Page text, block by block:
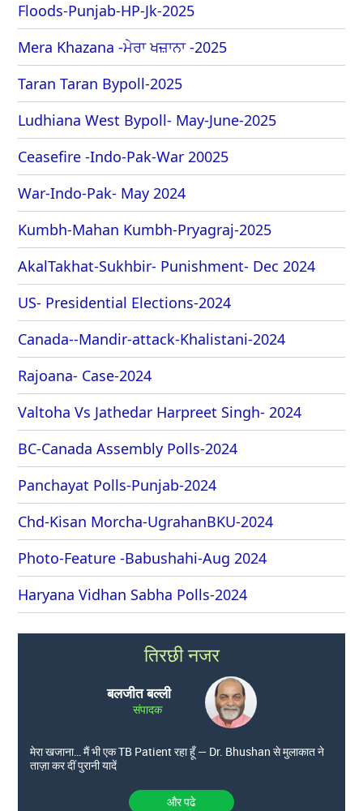
Floods-Punjab-HP-Jk-2025
Mera Khazana -ਮੇਰਾ ਖਜ਼ਾਨਾ -2025
Taran Taran Bypoll-2025
Ludhiana West Bypoll- May-June-2025
Ceasefire -Indo-Pak-War 20025
War-Indo-Pak- May 2024
Kumbh-Mahan Kumbh-Pryagraj-2025
AkalTakhat-Sukhbir- Punishment- Dec 2024
US- Presidential Elections-2024
Canada--Mandir-attack-Khalistani-2024
Rajoana- Case-2024
Valtoha Vs Jathedar Harpreet Singh- 2024
BC-Canada Assembly Polls-2024
Panchayat Polls-Punjab-2024
Chd-Kisan Morcha-UgrahanBKU-2024
Photo-Feature -Babushahi-Aug 2024
Haryana Vidhan Sabha Polls-2024
तिरछी नजर
बलजीत बल्ली
संपादक
मेरा खजाना… मैं भी एक TB Patient रहा हूँ — Dr. Bhushan से मुलाकात ने
ताज़ा कर दीं पुरानी यादें
और पढे